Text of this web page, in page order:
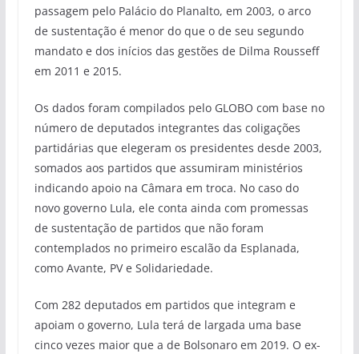
passagem pelo Palácio do Planalto, em 2003, o arco
de sustentação é menor do que o de seu segundo
mandato e dos inícios das gestões de Dilma Rousseff
em 2011 e 2015.
Os dados foram compilados pelo GLOBO com base no
número de deputados integrantes das coligações
partidárias que elegeram os presidentes desde 2003,
somados aos partidos que assumiram ministérios
indicando apoio na Câmara em troca. No caso do
novo governo Lula, ele conta ainda com promessas
de sustentação de partidos que não foram
contemplados no primeiro escalão da Esplanada,
como Avante, PV e Solidariedade.
Com 282 deputados em partidos que integram e
apoiam o governo, Lula terá de largada uma base
cinco vezes maior que a de Bolsonaro em 2019. O ex-